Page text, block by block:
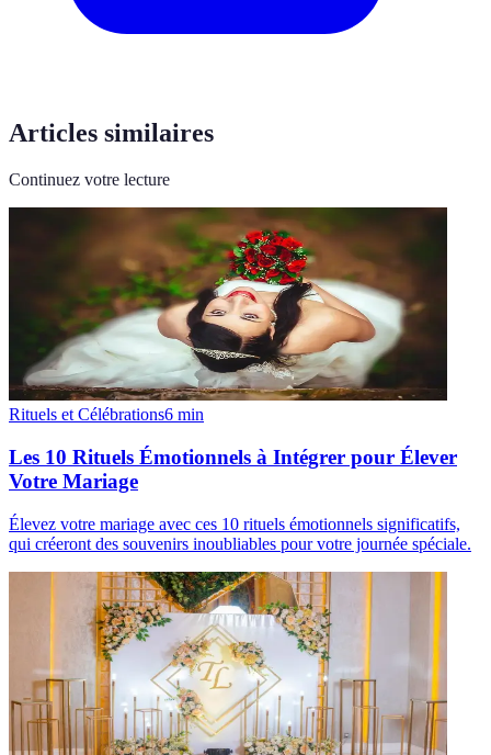
Articles similaires
Continuez votre lecture
Rituels et Célébrations6 min
Les 10 Rituels Émotionnels à Intégrer pour Élever
Votre Mariage
Élevez votre mariage avec ces 10 rituels émotionnels significatifs,
qui créeront des souvenirs inoubliables pour votre journée spéciale.